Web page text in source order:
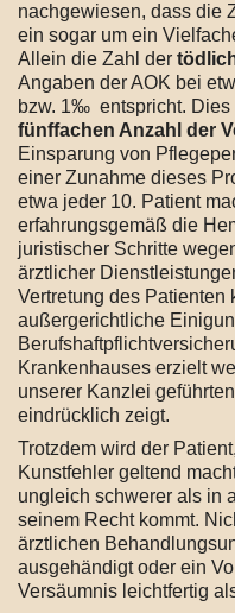
nachgewiesen, dass die
ein sogar um ein
Allein die Zahl der
Angaben der AOK bei
bzw. 1‰ entspricht. Dies
fünffachen Anzahl der
Einsparung von
einer Zunahme dieses
etwa jeder 10. Patient
erfahrungsgemäß die
juristischer Schritte
ärztlicher
Vertretung des
außergerichtliche
Krankenhauses erzielt
unserer Kanzlei
eindrücklich zeigt.
Trotzdem wird der
Kunstfehler geltend
ungleich schwerer als in
seinem Recht kommt.
ärztlichen
ausgehändigt oder ein
Versäumnis leichtfertig